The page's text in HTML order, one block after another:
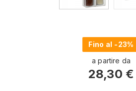
Fino al -23%
a partire da
28,30 €